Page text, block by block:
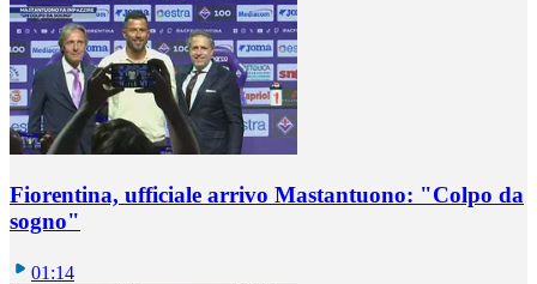
Fiorentina, ufficiale arrivo Mastantuono: "Colpo da
sogno"
01:14